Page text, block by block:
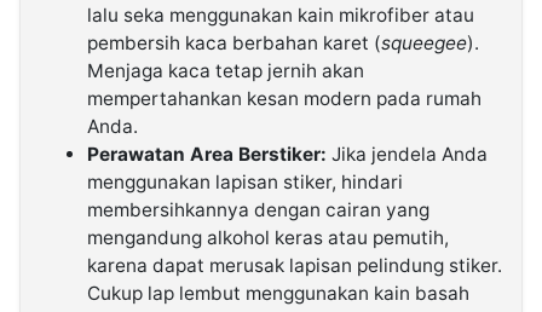
lalu seka menggunakan kain mikrofiber atau
pembersih kaca berbahan karet (squeegee).
Menjaga kaca tetap jernih akan
mempertahankan kesan modern pada rumah
Anda.
Perawatan Area Berstiker: Jika jendela Anda
menggunakan lapisan stiker, hindari
membersihkannya dengan cairan yang
mengandung alkohol keras atau pemutih,
karena dapat merusak lapisan pelindung stiker.
Cukup lap lembut menggunakan kain basah